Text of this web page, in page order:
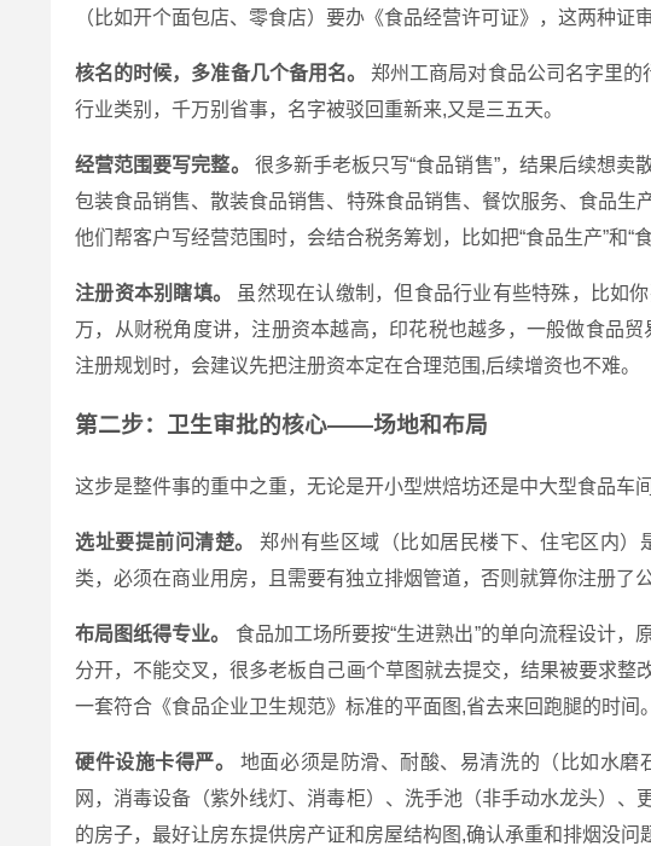
（比如开个面包店、零食店）要办《食品经营许可证》，这两种证
核名的时候，多准备几个备用名。
郑州工商局对食品公司名字里的
行业类别，千万别省事，名字被驳回重新来,又是三五天。
经营范围要写完整。
很多新手老板只写“食品销售”，结果后续想
包装食品销售、散装食品销售、特殊食品销售、餐饮服务、食品生
他们帮客户写经营范围时，会结合税务筹划，比如把“食品生产”和“
注册资本别瞎填。
虽然现在认缴制，但食品行业有些特殊，比如
万，从财税角度讲，注册资本越高，印花税也越多，一般做食品
注册规划时，会建议先把注册资本定在合理范围,后续增资也不难。
第二步：卫生审批的核心——场地和布局
这步是整件事的重中之重，无论是开小型烘焙坊还是中大型食品车
选址要提前问清楚。
郑州有些区域（比如居民楼下、住宅区内
类，必须在商业用房，且需要有独立排烟管道，否则就算你注册了
布局图纸得专业。
食品加工场所要按“生进熟出”的单向流程设计
分开，不能交叉，很多老板自己画个草图就去提交，结果被要求
一套符合《食品企业卫生规范》标准的平面图,省去来回跑腿的时间。
硬件设施卡得严。
地面必须是防滑、耐酸、易清洗的（比如水
网，消毒设备（紫外线灯、消毒柜）、洗手池（非手动水龙头）
的房子，最好让房东提供房产证和房屋结构图,确认承重和排烟没问